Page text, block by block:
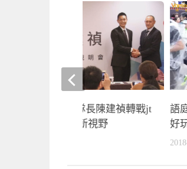
語
好
亞瑟士之星》臺灣隊長陳建禎轉戰jt
雷霆 開啟排球旅外新視野